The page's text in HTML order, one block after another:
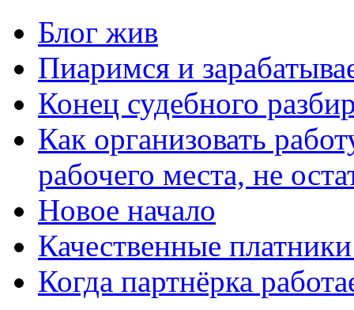
Блог жив
Пиаримся и
Конец судебного
Как организовать
рабочего места, не
Новое начало
Качественные
Когда партнёрка